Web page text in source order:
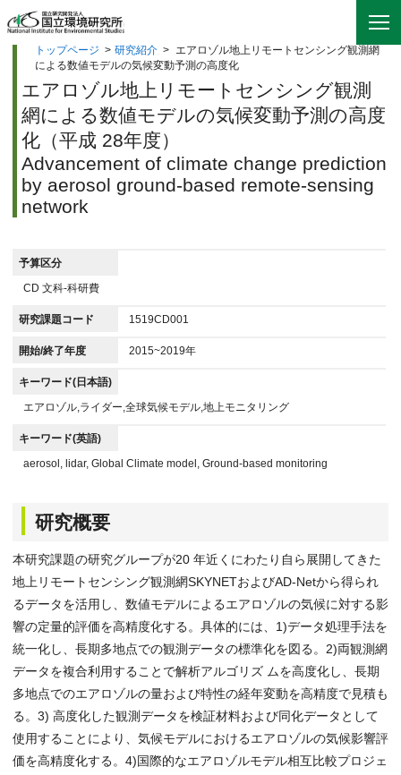
トップページ > 研究紹介 > エアロゾル地上リモートセンシング観測網
による数値モデルの気候変動予測の高度化
エアロゾル地上リモートセンシング観測
網による数値モデルの気候変動予測の高度
化（平成 28年度）
Advancement of climate change prediction
by aerosol ground-based remote-sensing
network
予算区分
CD 文科-科研費
研究課題コード 1519CD001
開始/終了年度 2015~2019年
キーワード(日本語)
エアロゾル,ライダー,全球気候モデル,地上モニタリング
キーワード(英語)
aerosol, lidar, Global Climate model, Ground-based monitoring
研究概要
本研究課題の研究グループが20 年近くにわたり自ら展開してきた
地上リモートセンシング観測網SKYNETおよびAD-Netから得られ
るデータを活用し、数値モデルによるエアロゾルの気候に対する影
響の定量的評価を高精度化する。具体的には、1)データ処理手法を
統一化し、長期多地点での観測データの標準化を図る。2)両観測網
データを複合利用することで解析アルゴリズ ムを高度化し、長期
多地点でのエアロゾルの量および特性の経年変動を高精度で見積も
る。3) 高度化した観測データを検証材料および同化データとして
使用することにより、気候モデルにおけるエアロゾルの気候影響評
価を高精度化する。4)国際的なエアロゾルモデル相互比較プロジェ